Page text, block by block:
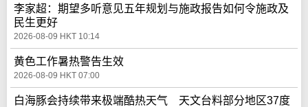
李家超：期望多听意见五年规划与施政报告如何令施政及
民生更好
2026-08-09 HKT 10:14
黄色工作暑热警告生效
2026-08-09 HKT 07:00
白海豚会持续带来极端酷热天气 天文台料部分地区37度